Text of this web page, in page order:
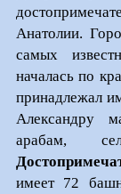
Анатолии.
самых
началась по
принадлежал
Александру
арабам,
имеет 72